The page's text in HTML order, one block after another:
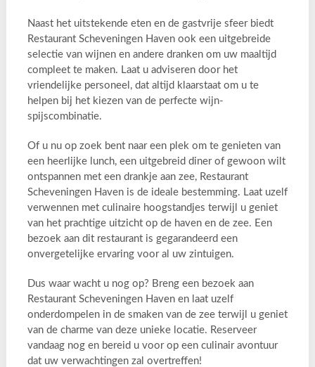
Naast het uitstekende eten en de gastvrije sfeer biedt
Restaurant Scheveningen Haven ook een uitgebreide
selectie van wijnen en andere dranken om uw maaltijd
compleet te maken. Laat u adviseren door het
vriendelijke personeel, dat altijd klaarstaat om u te
helpen bij het kiezen van de perfecte wijn-
spijscombinatie.
Of u nu op zoek bent naar een plek om te genieten van
een heerlijke lunch, een uitgebreid diner of gewoon wilt
ontspannen met een drankje aan zee, Restaurant
Scheveningen Haven is de ideale bestemming. Laat uzelf
verwennen met culinaire hoogstandjes terwijl u geniet
van het prachtige uitzicht op de haven en de zee. Een
bezoek aan dit restaurant is gegarandeerd een
onvergetelijke ervaring voor al uw zintuigen.
Dus waar wacht u nog op? Breng een bezoek aan
Restaurant Scheveningen Haven en laat uzelf
onderdompelen in de smaken van de zee terwijl u geniet
van de charme van deze unieke locatie. Reserveer
vandaag nog en bereid u voor op een culinair avontuur
dat uw verwachtingen zal overtreffen!